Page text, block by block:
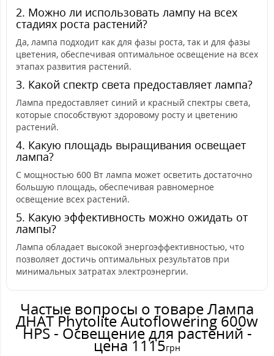
2. Можно ли использовать лампу на всех
стадиях роста растений?
Да, лампа подходит как для фазы роста, так и для фазы
цветения, обеспечивая оптимальное освещение на всех
этапах развития растений.
3. Какой спектр света предоставляет лампа?
Лампа предоставляет синий и красный спектры света,
которые способствуют здоровому росту и цветению
растений.
4. Какую площадь выращивания освещает
лампа?
С мощностью 600 Вт лампа может осветить достаточно
большую площадь, обеспечивая равномерное
освещение всех растений.
5. Какую эффективность можно ожидать от
лампы?
Лампа обладает высокой энергоэффективностью, что
позволяет достичь оптимальных результатов при
минимальных затратах электроэнергии.
Частые вопросы о товаре Лампа
ДНАТ Phytolite Autoflowering 600w
HPS - Освещение для растений -
цена 1115грн